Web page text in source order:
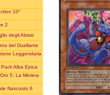
10°
2
degli Abissi
del Duellante
Leggendaria
Alba Epica
5: La Miniera
Nascosto 6